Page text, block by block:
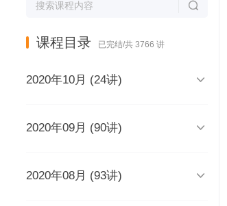

课程目录 已完结/共 3766 讲
2020年10月 (24讲) 
极客视点，和你说声再见，再见
DevOps工程师该懂些什么？
2020年09月 (90讲) 
Java人应该知道的10大GitHub仓
2020年08月 (93讲) 